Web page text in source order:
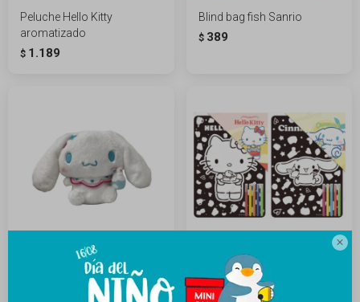

Peluche Hello Kitty
aromatizado
$ 1.189
Blind bag fish Sanrio
$ 389
Peluche Sanrio sweet -
Kit pintura Sanrio A - Kitty
$ 119